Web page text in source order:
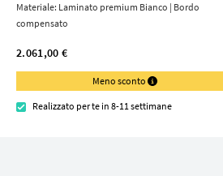
Materiale: Laminato premium Bianco | Bordo
compensato
2.061,00 €
Meno sconto
Realizzato per te in 8-11 settimane